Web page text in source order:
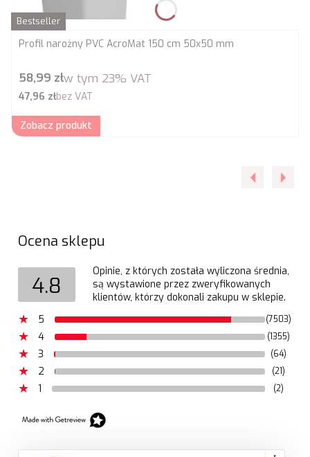
Bestseller
Profil narożny PVC AcroMat 150 cm 50x50 mm
Cena brutto
58,99 złw tym 23% VAT
Cena netto
47,96 złbez VAT
Zobacz produkt
Ocena sklepu
4.8
Opinie, z których została wyliczona średnia,
są wystawione przez zweryfikowanych
klientów, którzy dokonali zakupu w sklepie.
5
(7503)
4 (1355)
3 (64)
2 (21)
1 (2)